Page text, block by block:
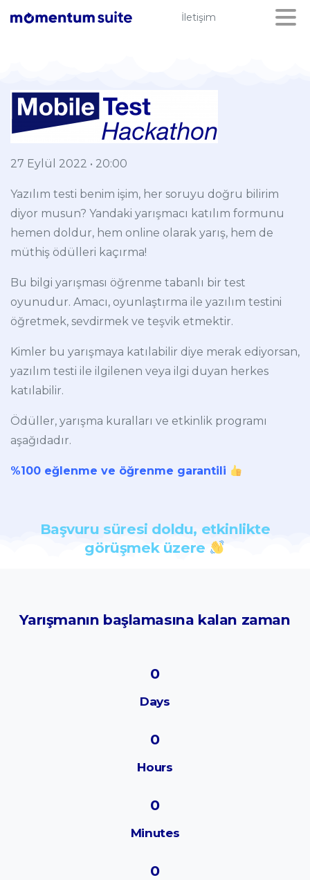
İletişim
27 Eylül 2022 • 20:00
Yazılım testi benim işim, her soruyu doğru bilirim
diyor musun? Yandaki yarışmacı katılım formunu
hemen doldur, hem online olarak yarış, hem de
müthiş ödülleri kaçırma!
Bu bilgi yarışması öğrenme tabanlı bir test
oyunudur. Amacı, oyunlaştırma ile yazılım testini
öğretmek, sevdirmek ve teşvik etmektir.
Kimler bu yarışmaya katılabilir diye merak ediyorsan,
yazılım testi ile ilgilenen veya ilgi duyan herkes
katılabilir.
Ödüller, yarışma kuralları ve etkinlik programı
aşağıdadır.
%100 eğlenme ve öğrenme garantili
Başvuru süresi doldu, etkinlikte
görüşmek üzere
Yarışmanın başlamasına kalan zaman
0
Days
0
Hours
0
Minutes
0